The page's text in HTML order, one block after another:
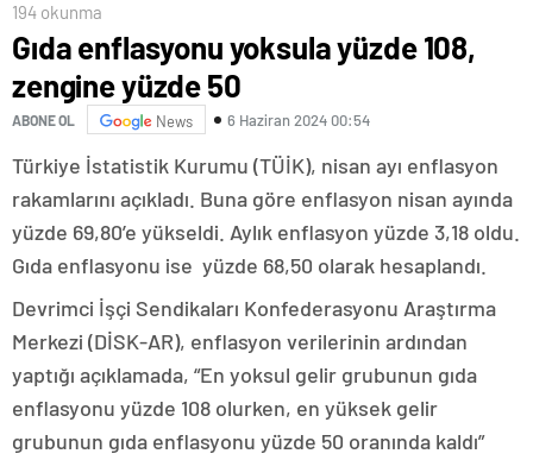
194 okunma
Gıda enflasyonu yoksula yüzde 108,
zengine yüzde 50
ABONE OL News 6 Haziran 2024 00:54
Türkiye İstatistik Kurumu (TÜİK), nisan ayı enflasyon
rakamlarını açıkladı. Buna göre enflasyon nisan ayında
yüzde 69,80’e yükseldi. Aylık enflasyon yüzde 3,18 oldu.
Gıda enflasyonu ise yüzde 68,50 olarak hesaplandı.
Devrimci İşçi Sendikaları Konfederasyonu Araştırma
Merkezi (DİSK-AR), enflasyon verilerinin ardından
yaptığı açıklamada, “En yoksul gelir grubunun gıda
enflasyonu yüzde 108 olurken, en yüksek gelir
grubunun gıda enflasyonu yüzde 50 oranında kaldı”